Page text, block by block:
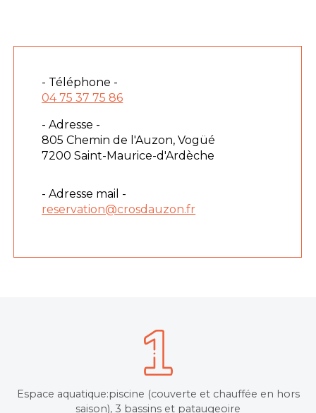
Espace aquatique:piscine (couverte et chauffée en hors
saison), 3 bassins et pataugeoire
- Téléphone -
04 75 37 75 86
- Adresse -
805 Chemin de l'Auzon, Vogüé
7200 Saint-Maurice-d'Ardèche
- Adresse mail -
reservation@crosdauzon.fr